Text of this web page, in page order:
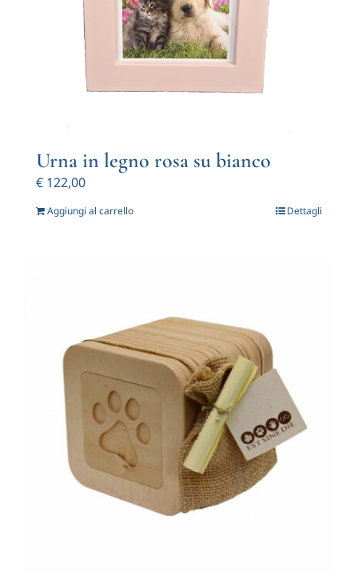
Urna in legno rosa su bianco
€ 122,00
Aggiungi al carrello Dettagli